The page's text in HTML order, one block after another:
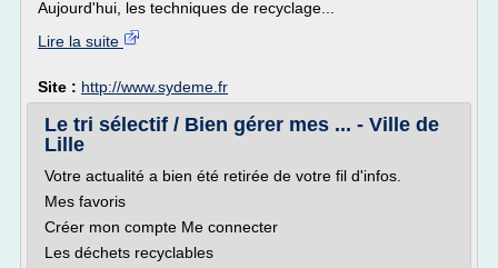
Aujourd'hui, les techniques de recyclage...
Lire la suite
Site : http://www.sydeme.fr
Le tri sélectif / Bien gérer mes ... - Ville de
Lille
Votre actualité a bien été retirée de votre fil d'infos.
Mes favoris
Créer mon compte Me connecter
Les déchets recyclables